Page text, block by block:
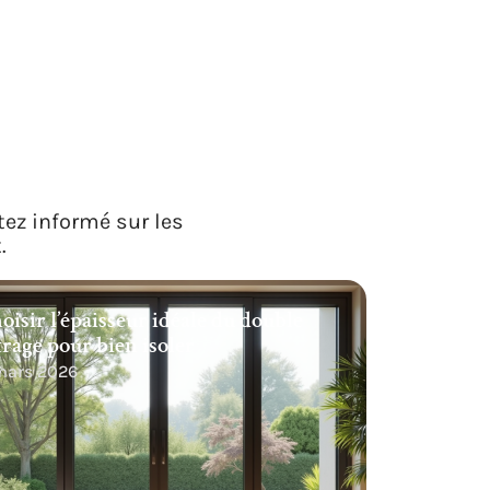
informé sur les
l’épaisseur idéale du double
pour bien isoler
2026